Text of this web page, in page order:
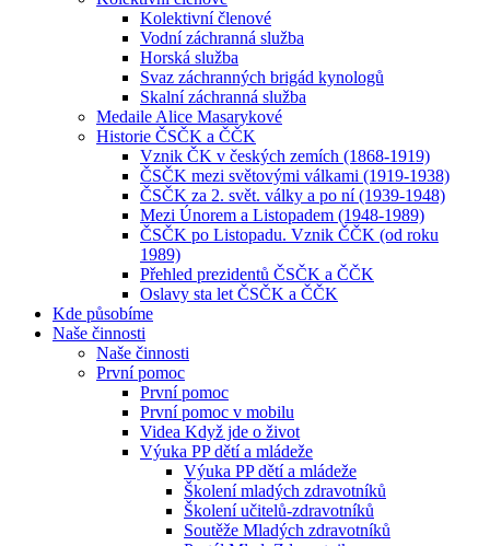
Kolektivní členové
Vodní záchranná služba
Horská služba
Svaz záchranných brigád kynologů
Skalní záchranná služba
Medaile Alice Masarykové
Historie ČSČK a ČČK
Vznik ČK v českých zemích (1868-1919)
ČSČK mezi světovými válkami (1919-1938)
ČSČK za 2. svět. války a po ní (1939-1948)
Mezi Únorem a Listopadem (1948-1989)
ČSČK po Listopadu. Vznik ČČK (od roku
1989)
Přehled prezidentů ČSČK a ČČK
Oslavy sta let ČSČK a ČČK
Kde působíme
Naše činnosti
Naše činnosti
První pomoc
První pomoc
První pomoc v mobilu
Videa Když jde o život
Výuka PP dětí a mládeže
Výuka PP dětí a mládeže
Školení mladých zdravotníků
Školení učitelů-zdravotníků
Soutěže Mladých zdravotníků